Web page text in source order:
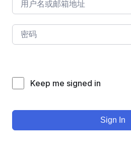
Keep me signed in
Sign In